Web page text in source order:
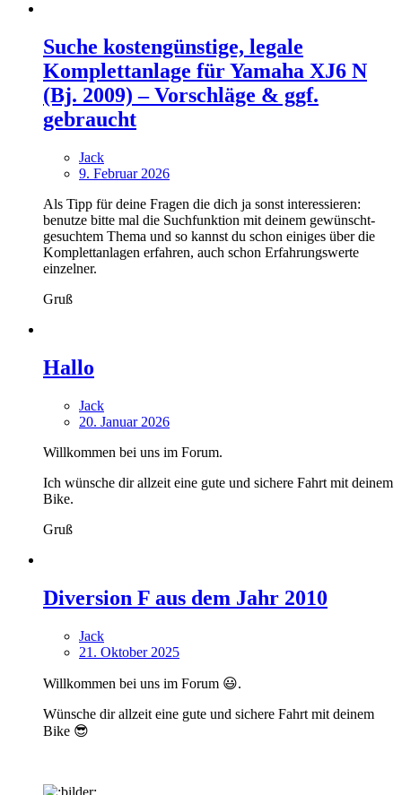
Suche kostengünstige, legale
Komplettanlage für Yamaha XJ6 N
(Bj. 2009) – Vorschläge & ggf.
gebraucht
Jack
9. Februar 2026
Als Tipp für deine Fragen die dich ja sonst interessieren:
benutze bitte mal die Suchfunktion mit deinem gewünscht-
gesuchtem Thema und so kannst du schon einiges über die
Komplettanlagen erfahren, auch schon Erfahrungswerte
einzelner.
Gruß
Hallo
Jack
20. Januar 2026
Willkommen bei uns im Forum.
Ich wünsche dir allzeit eine gute und sichere Fahrt mit deinem
Bike.
Gruß
Diversion F aus dem Jahr 2010
Jack
21. Oktober 2025
Willkommen bei uns im Forum 😃.
Wünsche dir allzeit eine gute und sichere Fahrt mit deinem
Bike 😎